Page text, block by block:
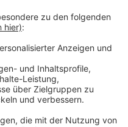
Thema:
für Obdachlose